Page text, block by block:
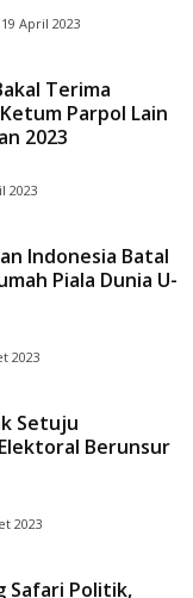
19 April 2023
Terima
Parpol Lain
2023
2023
Indonesia Batal
Piala Dunia U-
2023
Setuju
Berunsur
2023
Safari Politik,